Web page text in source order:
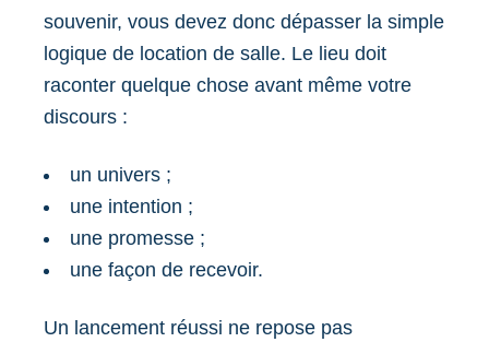
souvenir, vous devez donc dépasser la simple
logique de location de salle. Le lieu doit
raconter quelque chose avant même votre
discours :
un univers ;
une intention ;
une promesse ;
une façon de recevoir.
Un lancement réussi ne repose pas